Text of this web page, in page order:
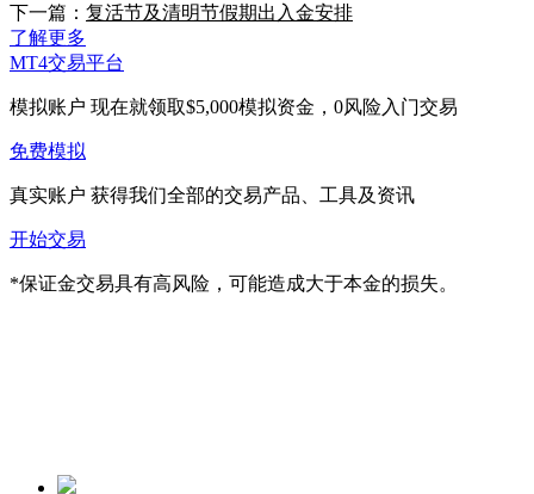
下一篇： 复活节及清明节假期出入金安排
了解更多
MT4交易平台
模拟账户 现在就领取$5,000模拟资金，0风险入门交易
免费模拟
真实账户 获得我们全部的交易产品、工具及资讯
开始交易
*保证金交易具有高风险，可能造成大于本金的损失。